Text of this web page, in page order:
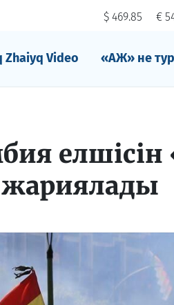
$ 469.85 €
Zhaiyq Video «АЖ» не
елшісін
жариялады